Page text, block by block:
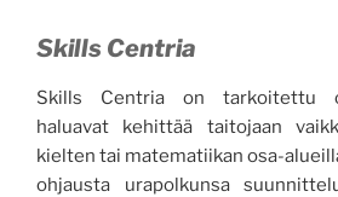
Skills Centria
Skills Centria on tarkoitettu
haluavat kehittää taitojaan
kielten tai matematiikan osa-
ohjausta urapolkunsa